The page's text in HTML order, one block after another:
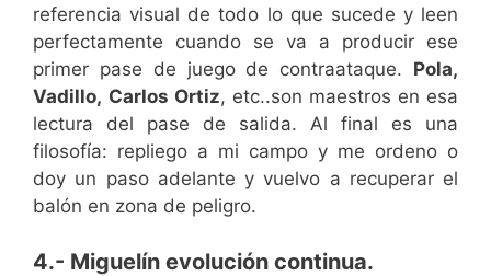
referencia visual de todo lo que sucede y leen
perfectamente cuando se va a producir ese
primer pase de juego de contraataque. Pola,
Vadillo, Carlos Ortiz, etc..son maestros en esa
lectura del pase de salida. Al final es una
filosofía: repliego a mi campo y me ordeno o
doy un paso adelante y vuelvo a recuperar el
balón en zona de peligro.
4.- Miguelín evolución continua.